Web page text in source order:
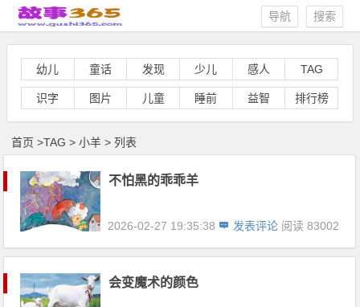
搜索
导航
幼儿 童话 发现 少儿 感人 TAG
识字 图片 儿童 睡前 益智 排行榜
首页 >TAG >小羊 > 列表
不怕黑的乖乖羊
2026-02-27 19:35:38 发表评论 阅读 83002
会变魔术的颜色